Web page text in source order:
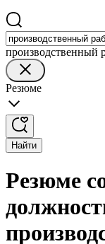
производственный
Резюме
Найти
Резюме